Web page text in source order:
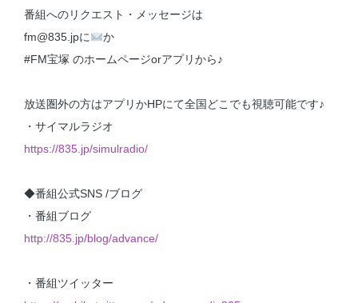
番組へのリクエスト・メッセージは
fm@835.jpに
か
#FM宝塚 のホームページorアプリから♪
放送圏外の方はアプリかHPにて全国どこでも視聴可能です♪
・サイマルラジオ
https://835.jp/simulradio/
◆番組公式SNS /ブログ
・番組ブログ
http://835.jp/blog/advance/
・番組ツイッター